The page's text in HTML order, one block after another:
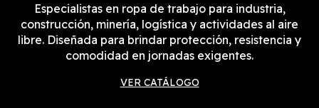
•Cintura con regulables laterales permiten un ajuste
rápido y sencillo, incluso con guantes puestos.
Especialistas en ropa de trabajo para industria,
construcción, minería, logística y actividades al aire
libre. Diseñada para brindar protección, resistencia y
comodidad en jornadas exigentes.
VER CATÁLOGO